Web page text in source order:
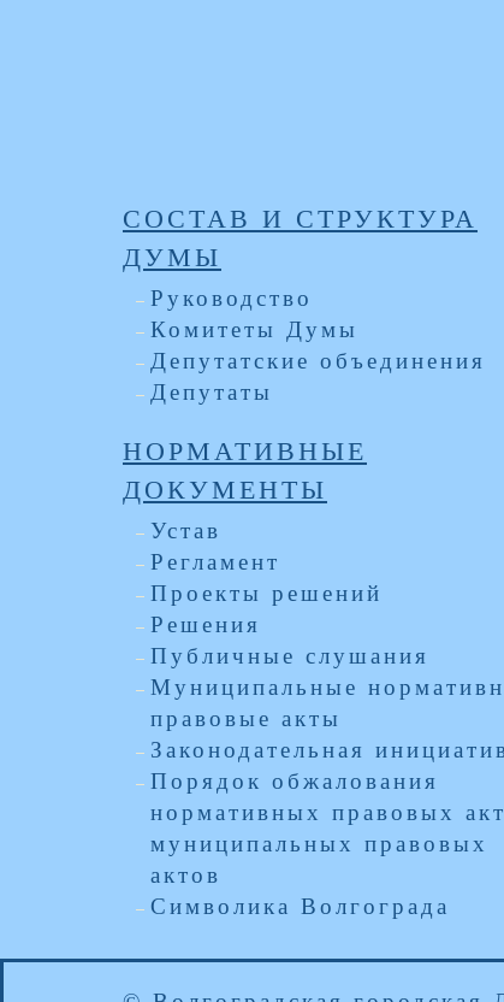
СОСТАВ И СТРУКТУРА
ДУМЫ
Руководство
Комитеты Думы
Депутатские объединения
Депутаты
НОРМАТИВНЫЕ
ДОКУМЕНТЫ
Устав
Регламент
Проекты решений
Решения
Публичные слушания
Муниципальные
правовые акты
Законодательная
Порядок обжалования
нормативных правовых
муниципальных правовых
актов
Символика Волгограда